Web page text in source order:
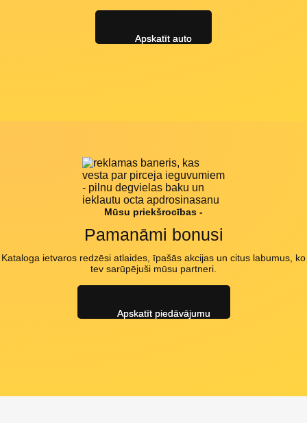
Mūsu priekšrocības -
Pamanāmi bonusi
Kataloga ietvaros redzēsi atlaides, īpašās akcijas un citus labumus, ko
tev sarūpējuši mūsu partneri.